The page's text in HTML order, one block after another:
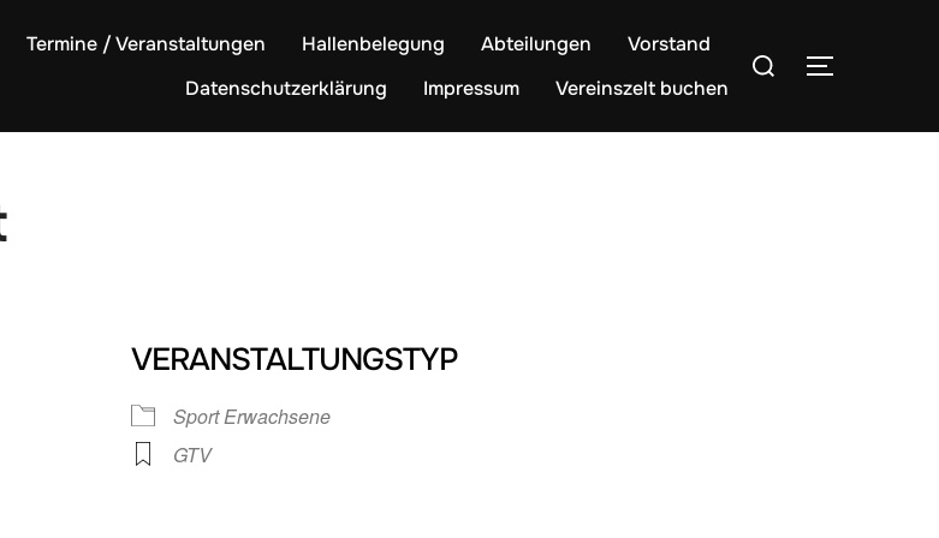
Termine / Veranstaltungen Hallenbelegung Abteilungen
Vorstand
Datenschutzerklärung
Impressum Vereinszelt buchen
Suchen
VERANSTALTUNGSTYP
Sport Erwachsene
GTV